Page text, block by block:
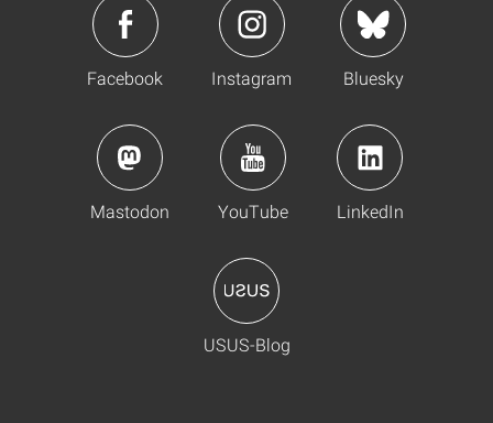
Facebook Instagram Bluesky
Mastodon YouTube LinkedIn
USUS-Blog